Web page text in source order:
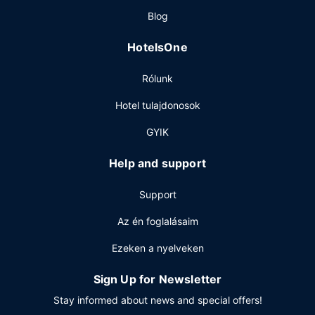
helyi snack bár/delikát kínálatával tud szolgálni.
ingyenes újságok és 24 órában nyitva tartó recepció is
igénybe vehető. Az autóval érkező vendégek számára
Blog
HotelsOne
Rólunk
Hotel tulajdonosok
GYIK
Help and support
Support
Az én foglalásaim
Ezeken a nyelveken
Sign Up for Newsletter
Stay informed about news and special offers!